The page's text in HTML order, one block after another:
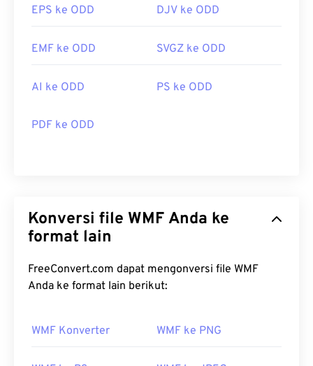
EPS ke ODD DJV ke ODD
EMF ke ODD SVGZ ke ODD
AI ke ODD PS ke ODD
PDF ke ODD
Konversi file WMF Anda ke
format lain
FreeConvert.com dapat mengonversi file WMF
Anda ke format lain berikut:
WMF Konverter WMF ke PNG